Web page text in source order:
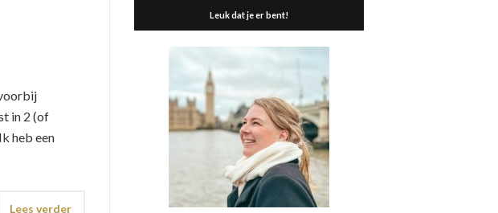
in 2 (of
heb een
Lees verder
Leuk dat je er bent!